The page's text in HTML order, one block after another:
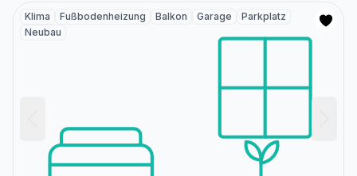
Klima Fußbodenheizung Balkon Garage
Parkplatz
Neubau